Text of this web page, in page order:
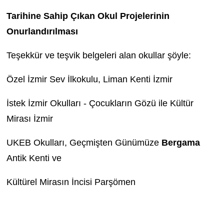
Tarihine Sahip Çıkan Okul Projelerinin
Onurlandırılması
Teşekkür ve teşvik belgeleri alan okullar şöyle:
Özel İzmir Sev İlkokulu, Liman Kenti İzmir
İstek İzmir Okulları - Çocukların Gözü ile Kültür
Mirası İzmir
UKEB Okulları, Geçmişten Günümüze Bergama
Antik Kenti ve
Kültürel Mirasın İncisi Parşömen